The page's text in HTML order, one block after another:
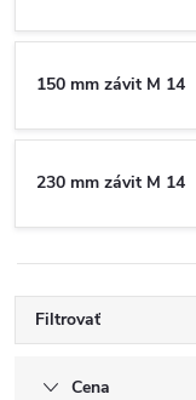
150 mm závit M 14
230 mm závit M 14
Filtrovať
Cena